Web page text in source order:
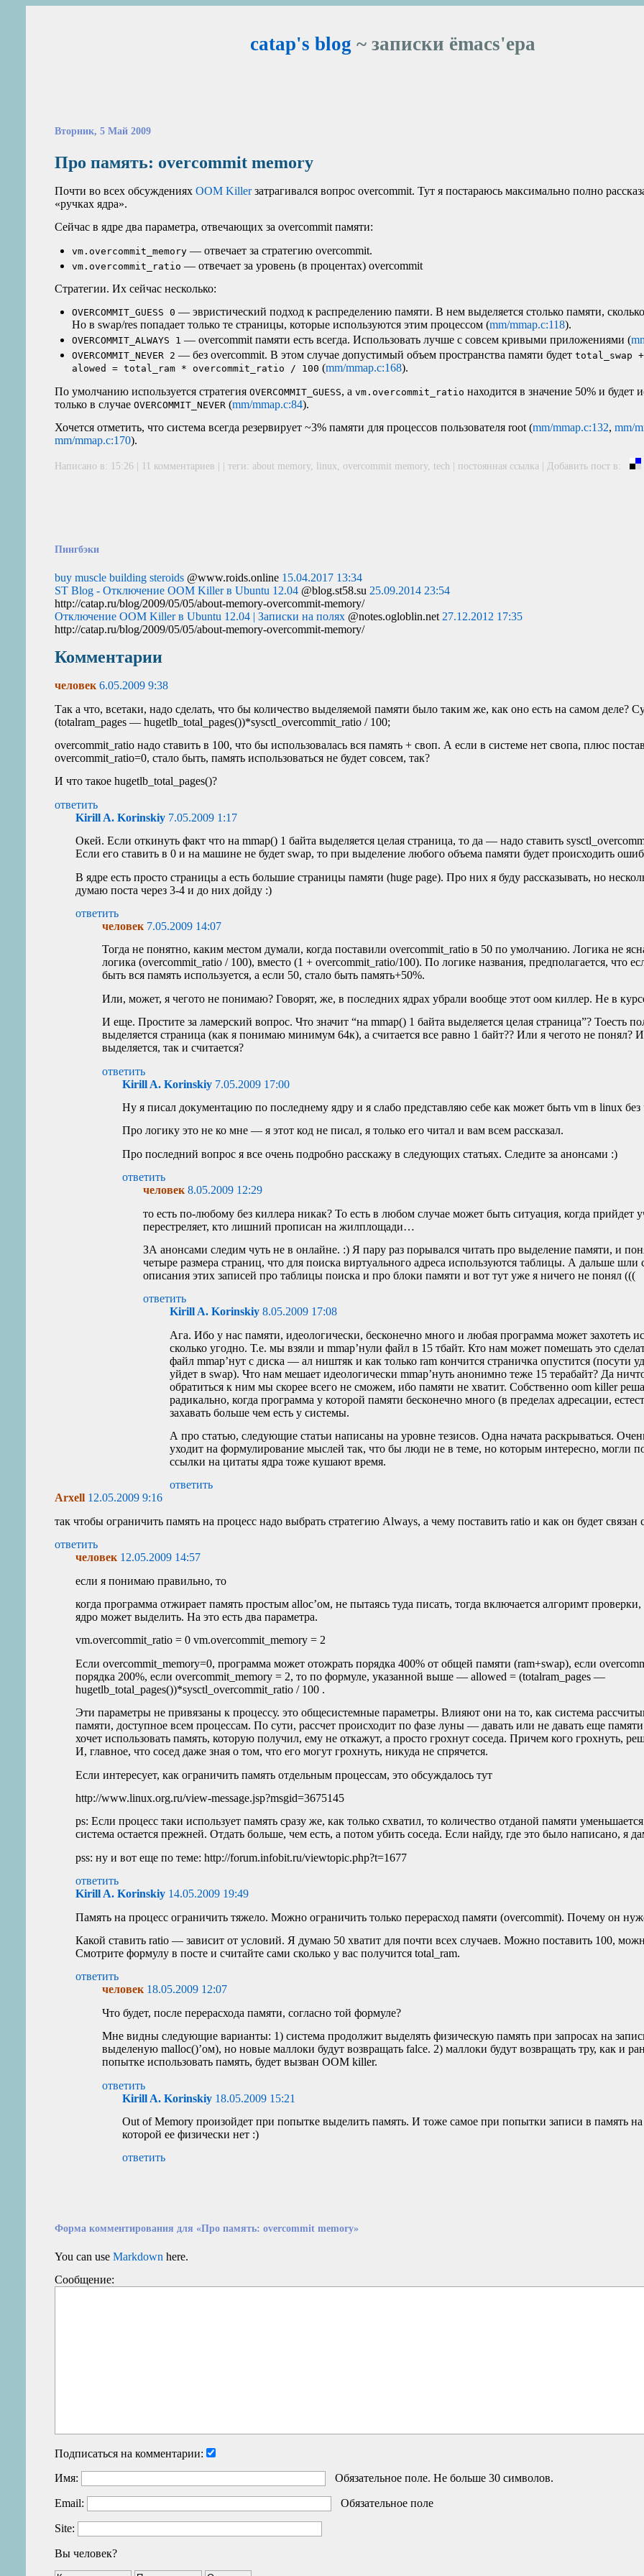
catap's blog ~ записки ёmacs'ера
Вторник, 5 Май 2009
Про память: overcommit memory
Почти во всех обсужденияхOOM Killerзатрагивался вопрос overcommit. Тут я постараюсь максимально полно
«ручках ядра».
Сейчас в ядре два параметра, отвечающих за overcommit памяти:
vm.overcommit_memory — отвечает за стратегию overcommit.
vm.overcommit_ratio — отвечает за уровень (в процентах) overcommit
Стратегии. Их сейчас несколько:
OVERCOMMIT_GUESS 0 — эвристический подход к распределению памяти. В нем выделяется столько памяти,
Но в swap/res попадает только те страницы, которые используются этим процессом (mm/mmap.c:118).
OVERCOMMIT_ALWAYS 1 — overcommit памяти есть всегда. Использовать лучше с совсем кривыми приложениями (
OVERCOMMIT_NEVER 2 — без overcommit. В этом случае допустимый объем пространства памяти будетtotal_swap
alowed = total_ram * overcommit_ratio / 100 (mm/mmap.c:168).
По умолчанию используется стратегияOVERCOMMIT_GUESS, аvm.overcommit_ratio находится в значение 50% и будет
только в случаеOVERCOMMIT_NEVER (mm/mmap.c:84).
Хочется отметить, что система всегда резервирует ~3% памяти для процессов пользователя root (mm/mmap.c:132,mm/
mm/mmap.c:170).
Написано в: 15:26 | 11 комментариев | | теги: about memory, linux, overcommit memory, tech | постоянная ссылка | Добавить пост в:
Пингбэки
buy muscle building steroids @www.roids.online 15.04.2017 13:34
ST Blog - Отключение OOM Killer в Ubuntu 12.04 @blog.st58.su 25.09.2014 23:54
http://catap.ru/blog/2009/05/05/about-memory-overcommit-memory/
Отключение OOM Killer в Ubuntu 12.04 | Записки на полях @notes.ogloblin.net 27.12.2012 17:35
http://catap.ru/blog/2009/05/05/about-memory-overcommit-memory/
Комментарии
человек6.05.2009 9:38
Так а что, всетаки, надо сделать, что бы количество выделяемой памяти было таким же, как оно есть на самом деле?
(totalram_pages — hugetlb_total_pages())*sysctl_overcommit_ratio / 100;
overcommit_ratio надо ставить в 100, что бы использовалась вся память + своп. А если в системе нет свопа, плюс
overcommit_ratio=0, стало быть, память использоваться не будет совсем, так?
И что такое hugetlb_total_pages()?
ответить
Kirill A. Korinskiy 7.05.2009 1:17
Окей. Если откинуть факт что на mmap() 1 байта выделяется целая страница, то да — надо ставить
Если его ставить в 0 и на машине не будет swap, то при выделение любого объема памяти будет происходить
В ядре есть просто страницы а есть большие страницы памяти (huge page). Про них я буду рассказывать, но
думаю поста через 3-4 и до них дойду :)
ответить
человек 7.05.2009 14:07
Тогда не понятно, каким местом думали, когда поставили overcommit_ratio в 50 по умолчанию. Логика не
логика (overcommit_ratio / 100), вместо (1 + overcommit_ratio/100). По логике названия, предполагается, что
быть вся память используется, а если 50, стало быть память+50%.
Или, может, я чегото не понимаю? Говорят, же, в последних ядрах убрали вообще этот оом киллер. Не в
И еще. Простите за ламерский вопрос. Что значит “на mmap() 1 байта выделяется целая страница”? Тоесть
выделяется страница (как я понимаю минимум 64к), а считается все равно 1 байт?? Или я чегото не понял?
выделяется, так и считается?
ответить
Kirill A. Korinskiy 7.05.2009 17:00
Ну я писал документацию по последнему ядру и я слабо представляю себе как может быть vm в linux
Про логику это не ко мне — я этот код не писал, я только его читал и вам всем рассказал.
Про последний вопрос я все очень подробно расскажу в следующих статьях. Следите за анонсами :)
ответить
человек 8.05.2009 12:29
то есть по-любому без киллера никак? То есть в любом случае может быть ситуация, когда прийдет
перестреляет, кто лишний прописан на жилплощади…
ЗА анонсами следим чуть не в онлайне. :) Я пару раз порывался читать про выделение памяти, и
четыре размера страниц, что для поиска виртуального адреса используются таблицы. А дальше шли
описания этих записей про таблицы поиска и про блоки памяти и вот тут уже я ничего не понял (((
ответить
Kirill A. Korinskiy 8.05.2009 17:08
Ага. Ибо у нас памяти, идеологически, бесконечно много и любая программа может захотеть
сколько угодно. Т.е. мы взяли и mmap’нули файл в 15 тбайт. Кто нам может помешать это
файл mmap’нут с диска — ал ништяк и как только ram кончится страничка опустится (посути
уйдет в swap). Что нам мешает идеологически mmap’нуть анонимно теже 15 терабайт? Да
обратиться к ним мы скорее всего не сможем, ибо памяти не хватит. Собственно oom killer
радикально, когда программа у которой памяти бесконечно много (в пределах адресации,
захавать больше чем есть у системы.
А про статью, следующие статьи написаны на уровне тезисов. Одна начата раскрываться.
уходит на формулирование мыслей так, что бы люди не в теме, но которым интересно, могли
ссылки на цитаты ядра тоже кушают время.
ответить
Arxell 12.05.2009 9:16
так чтобы ограничить память на процесс надо выбрать стратегию Always, а чему поставить ratio и как он будет связан
ответить
человек 12.05.2009 14:57
если я понимаю правильно, то
когда программа отжирает память простым alloc’ом, не пытаясь туда писать, тогда включается алгоримт проверки,
ядро может выделить. На это есть два параметра.
vm.overcommit_ratio = 0 vm.overcommit_memory = 2
Если overcommit_memory=0, программа может отожрать порядка 400% от общей памяти (ram+swap), если
порядка 200%, если overcommit_memory = 2, то по формуле, указанной выше — allowed = (totalram_pages —
hugetlb_total_pages())*sysctl_overcommit_ratio / 100 .
Эти параметры не привязаны к процессу. это общесистемные параметры. Влияют они на то, как система
памяти, доступное всем процессам. По сути, рассчет происходит по фазе луны — давать или не давать еще
хочет использовать память, которую получил, ему не откажут, а просто грохнут соседа. Причем кого грохнуть,
И, главное, что сосед даже зная о том, что его могут грохнуть, никуда не спрячется.
Если интересует, как ограничить память отдельным процессам, это обсуждалось тут
http://www.linux.org.ru/view-message.jsp?msgid=3675145
ps: Если процесс таки использует память сразу же, как только схватил, то количество отданой памяти
система остается прежней. Отдать больше, чем есть, а потом убить соседа. Если найду, где это было написано, я
pss: ну и вот еще по теме: http://forum.infobit.ru/viewtopic.php?t=1677
ответить
Kirill A. Korinskiy 14.05.2009 19:49
Память на процесс ограничить тяжело. Можно ограничить только перерасход памяти (overcommit). Почему он
Какой ставить ratio — зависит от условий. Я думаю 50 хватит для почти всех случаев. Можно поставить 100,
Смотрите формулу в посте и считайте сами сколько у вас получится total_ram.
ответить
человек 18.05.2009 12:07
Что будет, после перерасхода памяти, согласно той формуле?
Мне видны следующие варианты: 1) система продолжит выделять физическую память при запросах на
выделеную malloc()’ом), но новые маллоки будут возвращать falce. 2) маллоки будут возвращать тру, как и
попытке использовать память, будет вызванOOM killer.
ответить
Kirill A. Korinskiy 18.05.2009 15:21
Out of Memory произойдет при попытке выделить память. И тоже самое при попытки записи в память
которой ее физически нет :)
ответить
Форма комментирования для «Про память: overcommit memory»
You can useMarkdown here.
Сообщение:
Подписаться на комментарии:
Имя:
Обязательное поле. Не больше 30 символов.
Email: Обязательное поле
Site:
Вы человек?